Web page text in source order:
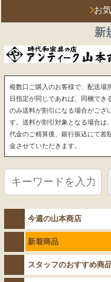
お
新
複数口ご購入のお客様で、配送場
日指定が同じであれば、同梱でき
のみ送料が割引になる場合がござ
す。送料が割引対象となる場合は
代金のご精算後、銀行振込にて差
金させていただきます。
今週の山本商店
新着商品
スタッフのおすすめ商